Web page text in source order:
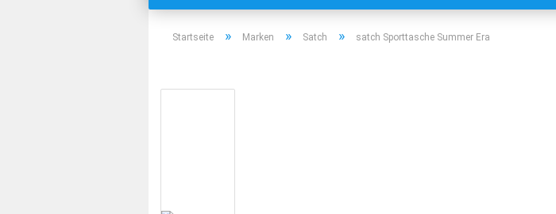
ECO ACCESSOIRES MARKEN EINKAUFSTROLLEY TIPPS
Startseite » Marken » Satch » satch Sporttasche Summer Era